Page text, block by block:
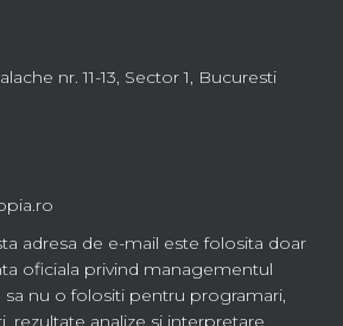
nr. 11-13, Sector 1, Bucuresti
adresa de e-mail este folosita doar
oficiala privind managementul
sa nu o folositi pentru programari,
rezultate analize si interpretare